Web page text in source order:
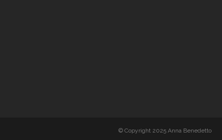
© Copyright 2025 Anna Benedetto